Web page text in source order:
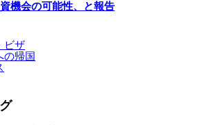
機会の可能性、と報告